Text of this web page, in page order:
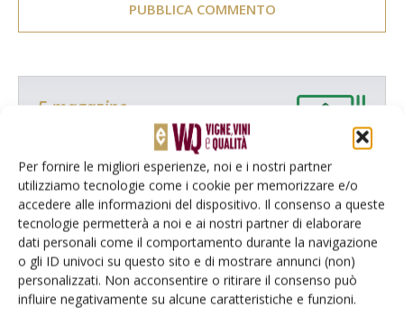
Per fornire le migliori esperienze, noi e i nostri partner
utilizziamo tecnologie come i cookie per memorizzare e/o
accedere alle informazioni del dispositivo. Il consenso a queste
tecnologie permetterà a noi e ai nostri partner di elaborare
dati personali come il comportamento durante la navigazione
o gli ID univoci su questo sito e di mostrare annunci (non)
personalizzati. Non acconsentire o ritirare il consenso può
influire negativamente su alcune caratteristiche e funzioni.
E-magazine
Tecniche, prodotti e servizi dalle aziende
Catalogo Aziende e Prodotti